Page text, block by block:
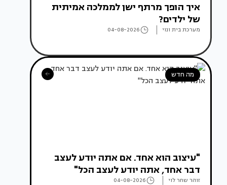
איך הופך מרתף ישן לממלכה אמיתית
של ילדים?
מערכת בית ונוי 04-08-2026
מה חדש
"עיצוב הוא אחד. אם אתה יודע לעצב
דבר אחד, אתה יודע לעצב הכל"
זוהר שחר לוי 04-08-2026